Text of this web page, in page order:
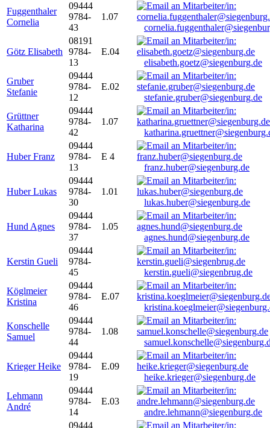
Fuggenthaler
Cornelia
09444
9784-
43
1.07
Götz Elisabeth
08191
9784-
13
E.04
elisabeth.goetz@siegenburg.de
Gruber
Stefanie
09444
9784-
12
E.02
stefanie.gruber@siegenburg.de
Grüttner
Katharina
09444
9784-
42
1.07
Huber Franz
09444
9784-
13
E 4
franz.huber@siegenburg.de
Huber Lukas
09444
9784-
30
1.01
lukas.huber@siegenburg.de
Hund Agnes
09444
9784-
37
1.05
agnes.hund@siegenburg.de
Kerstin Gueli
09444
9784-
45
kerstin.gueli@siegenbrug.de
Köglmeier
Kristina
09444
9784-
46
E.07
Konschelle
Samuel
09444
9784-
44
1.08
Krieger Heike
09444
9784-
19
E.09
heike.krieger@siegenburg.de
Lehmann
André
09444
9784-
14
E.03
andre.lehmann@siegenburg.de
09444